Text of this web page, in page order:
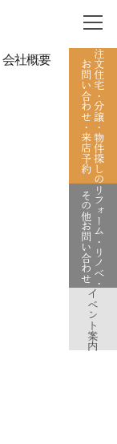
会社概要 注文住宅・分譲・物件探しの
お問い合わせ・来店予約
リフォーム・リノベ・
その他お問い合わせ
イベント案内